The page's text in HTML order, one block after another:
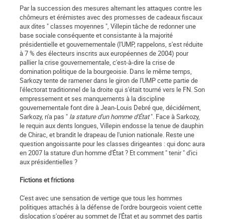
Par la succession des mesures alternant les attaques contre les
chômeurs et érémistes avec des promesses de cadeaux fiscaux
aux dites " classes moyennes ", Villepin tâche de redonner une
base sociale conséquente et consistante à la majorité
présidentielle et gouvernementale (l'UMP, rappelons, s'est réduite
à 7 % des électeurs inscrits aux européennes de 2004) pour
pallier la crise gouvernementale, c'est-à-dire la crise de
domination politique de la bourgeoisie. Dans le même temps,
Sarkozy tente de ramener dans le giron de l'UMP cette partie de
l'électorat traditionnel de la droite qui s'était tourné vers le FN. Son
empressement et ses manquements à la discipline
gouvernementale font dire à Jean-Louis Debré que, décidément,
Sarkozy, n'a pas " la stature d'un homme d'État". Face à Sarkozy,
le requin aux dents longues, Villepin endosse la tenue de dauphin
de Chirac, et brandit le drapeau de l'union nationale. Reste une
question angoissante pour les classes dirigeantes : qui donc aura
en 2007 la stature d'un homme d'État ? Et comment " tenir " d'ici
aux présidentielles ?
Fictions et frictions
C'est avec une sensation de vertige que tous les hommes
politiques attachés à la défense de l'ordre bourgeois voient cette
dislocation s'opérer au sommet de l'État et au sommet des partis